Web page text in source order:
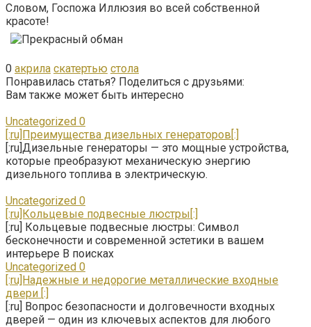
Словом, Госпожа Иллюзия во всей собственной
красоте!
0 акрила скатертью стола
Понравилась статья? Поделиться с друзьями:
Вам также может быть интересно
Uncategorized 0
[:ru]Преимущества дизельных генераторов[:]
[:ru]Дизельные генераторы — это мощные устройства,
которые преобразуют механическую энергию
дизельного топлива в электрическую.
Uncategorized 0
[:ru]Кольцевые подвесные люстры[:]
[:ru] Кольцевые подвесные люстры: Символ
бесконечности и современной эстетики в вашем
интерьере В поисках
Uncategorized 0
[:ru]Надежные и недорогие металлические входные
двери [:]
[:ru] Вопрос безопасности и долговечности входных
дверей — один из ключевых аспектов для любого